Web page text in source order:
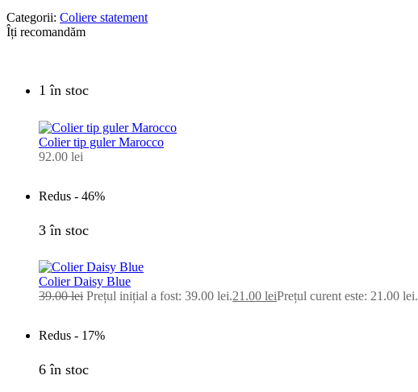
Categorii: Coliere statement
Îți recomandăm
1 în stoc
Colier tip guler Marocco
92.00 lei
Redus - 46%
3 în stoc
Colier Daisy Blue
39.00lei Prețul inițial a fost: 39.00 lei.21.00 leiPrețul curent este: 21.00 lei.
Redus - 17%
6 în stoc